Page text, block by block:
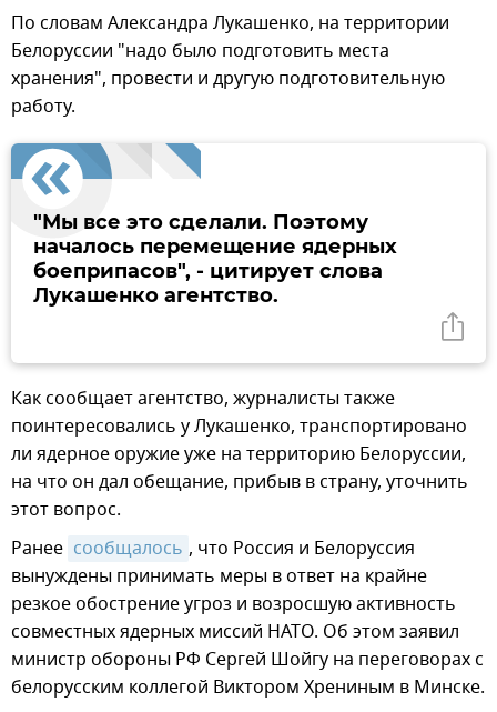
По словам Александра Лукашенко, на территории
Белоруссии "надо было подготовить места
хранения", провести и другую подготовительную
работу.
"Мы все это сделали. Поэтому
началось перемещение ядерных
боеприпасов", - цитирует слова
Лукашенко агентство.
Как сообщает агентство, журналисты также
поинтересовались у Лукашенко, транспортировано
ли ядерное оружие уже на территорию Белоруссии,
на что он дал обещание, прибыв в страну, уточнить
этот вопрос.
Ранее сообщалось , что Россия и Белоруссия
вынуждены принимать меры в ответ на крайне
резкое обострение угроз и возросшую активность
совместных ядерных миссий НАТО. Об этом заявил
министр обороны РФ Сергей Шойгу на переговорах с
белорусским коллегой Виктором Хрениным в Минске.